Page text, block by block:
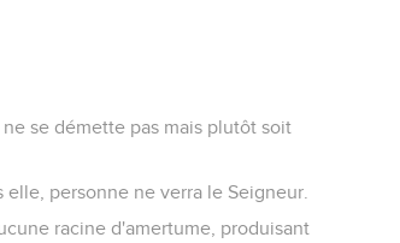
se démette pas mais plutôt soit
personne ne verra le Seigneur.
racine d'amertume, produisant